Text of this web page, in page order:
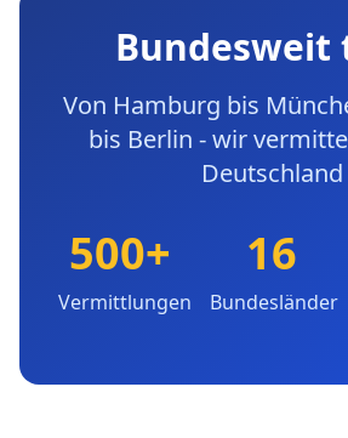
Bundesweit
Von Hamburg bis
bis Berlin - wir
Deutschland
500+
Vermittlungen
16
Bundesländer